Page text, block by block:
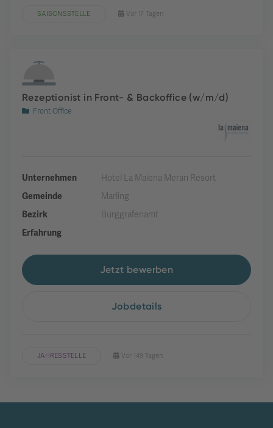
SAISONSSTELLE Vor 17 Tagen
Rezeptionist in Front- & Backoffice (w/m/d)
Front Office
Unternehmen
Hotel La Maiena Meran Resort
Gemeinde
Marling
Bezirk
Burggrafenamt
Erfahrung
Jetzt bewerben
Jobdetails
JAHRESSTELLE Vor 149 Tagen